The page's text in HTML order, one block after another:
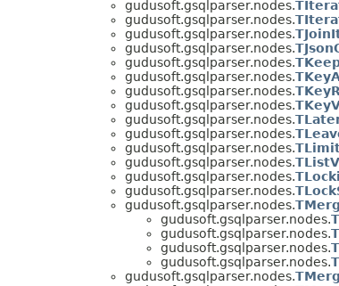
gudusoft.gsqlparser.nodes.
gudusoft.gsqlparser.nodes.
gudusoft.gsqlparser.nodes.
gudusoft.gsqlparser.nodes.
gudusoft.gsqlparser.nodes.
gudusoft.gsqlparser.nodes.
gudusoft.gsqlparser.nodes.
gudusoft.gsqlparser.nodes.
gudusoft.gsqlparser.nodes.
gudusoft.gsqlparser.nodes.
gudusoft.gsqlparser.nodes.
gudusoft.gsqlparser.nodes.
gudusoft.gsqlparser.nodes.
gudusoft.gsqlparser.nodes.
gudusoft.gsqlparser.nodes.
gudusoft.gsqlparser.nodes.
gudusoft.gsqlparser.nodes.
gudusoft.gsqlparser.nodes.
gudusoft.gsqlparser.nodes.
gudusoft.gsqlparser.nodes.